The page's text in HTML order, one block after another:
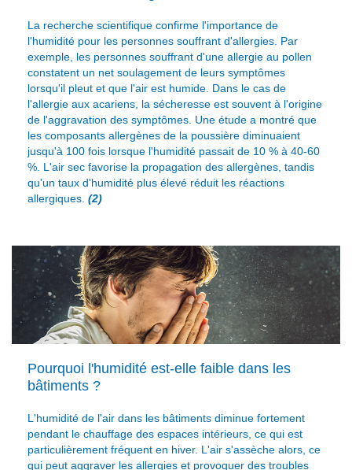
La recherche scientifique confirme l'importance de
l'humidité pour les personnes souffrant d'allergies. Par
exemple, les personnes souffrant d'une allergie au pollen
constatent un net soulagement de leurs symptômes
lorsqu'il pleut et que l'air est humide. Dans le cas de
l'allergie aux acariens, la sécheresse est souvent à l'origine
de l'aggravation des symptômes. Une étude a montré que
les composants allergènes de la poussière diminuaient
jusqu'à 100 fois lorsque l'humidité passait de 10 % à 40-60
%. L'air sec favorise la propagation des allergènes, tandis
qu'un taux d'humidité plus élevé réduit les réactions
allergiques. (2)
Pourquoi l'humidité est-elle faible dans les
bâtiments ?
L'humidité de l'air dans les bâtiments diminue fortement
pendant le chauffage des espaces intérieurs, ce qui est
particulièrement fréquent en hiver. L'air s'assèche alors, ce
qui peut aggraver les allergies et provoquer des troubles